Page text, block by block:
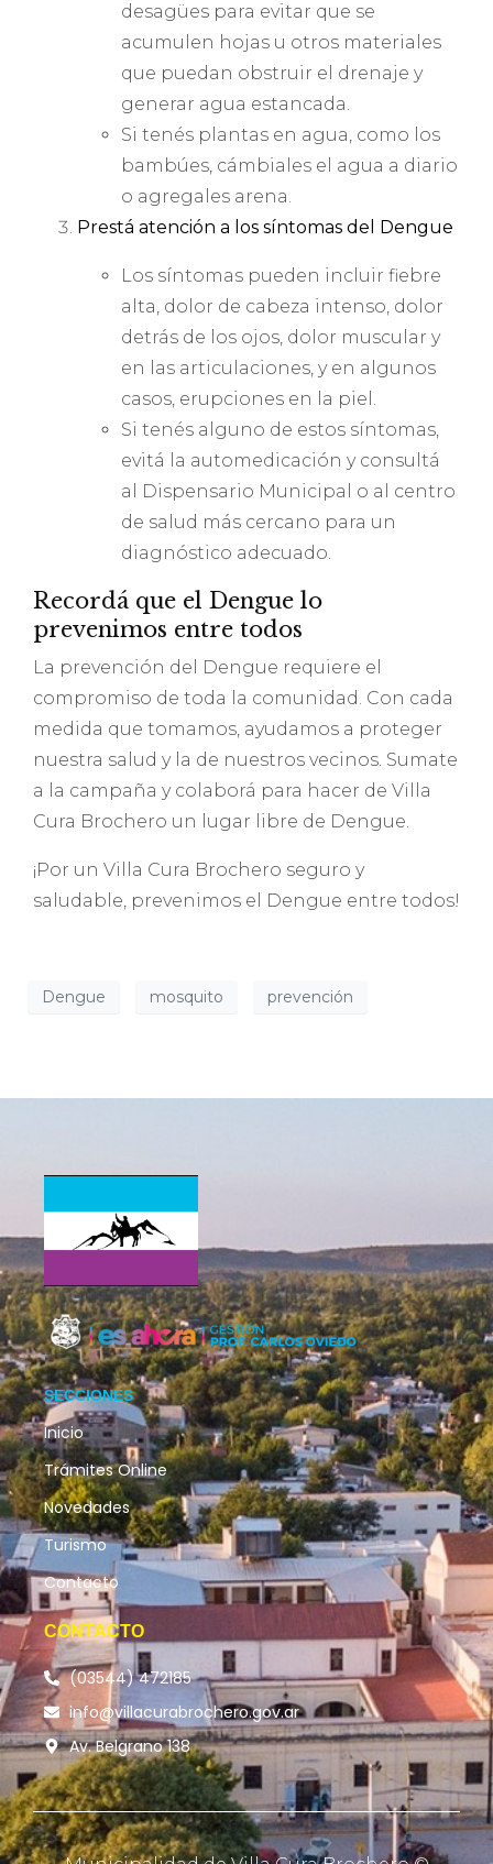
desagües para evitar que se
acumulen hojas u otros materiales
que puedan obstruir el drenaje y
generar agua estancada.
Si tenés plantas en agua, como los
bambúes, cámbiales el agua a diario
o agregales arena.
Prestá atención a los síntomas del Dengue
Los síntomas pueden incluir fiebre
alta, dolor de cabeza intenso, dolor
detrás de los ojos, dolor muscular y
en las articulaciones, y en algunos
casos, erupciones en la piel.
Si tenés alguno de estos síntomas,
evitá la automedicación y consultá
al Dispensario Municipal o al centro
de salud más cercano para un
diagnóstico adecuado.
Recordá que el Dengue lo
prevenimos entre todos
La prevención del Dengue requiere el
compromiso de toda la comunidad. Con cada
medida que tomamos, ayudamos a proteger
nuestra salud y la de nuestros vecinos. Sumate
a la campaña y colaborá para hacer de Villa
Cura Brochero un lugar libre de Dengue.
¡Por un Villa Cura Brochero seguro y
saludable, prevenimos el Dengue entre todos!
Dengue mosquito prevención
SECCIONES
Inicio
Trámites Online
Novedades
Turismo
Contacto
CONTACTO
(03544) 472185
info@villacurabrochero.gov.ar
Av. Belgrano 138